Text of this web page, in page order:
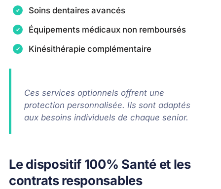
Soins dentaires avancés
Équipements médicaux non remboursés
Kinésithérapie complémentaire
Ces services optionnels offrent une
protection personnalisée. Ils sont adaptés
aux besoins individuels de chaque senior.
Le dispositif 100% Santé et les
contrats responsables